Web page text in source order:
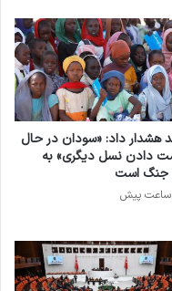
هشدار داد: «سودان در حال
دادن نسل دیگری» به
جنگ است